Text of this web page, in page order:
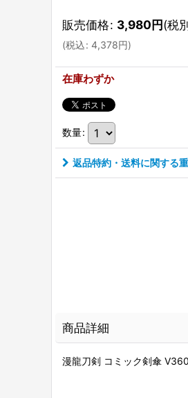
販売価格: 3,980円(税
(税込: 4,378円)
在庫わずか
数量:
返品特約・送料に関する
商品詳細
漫龍刀剣 コミック剣傘